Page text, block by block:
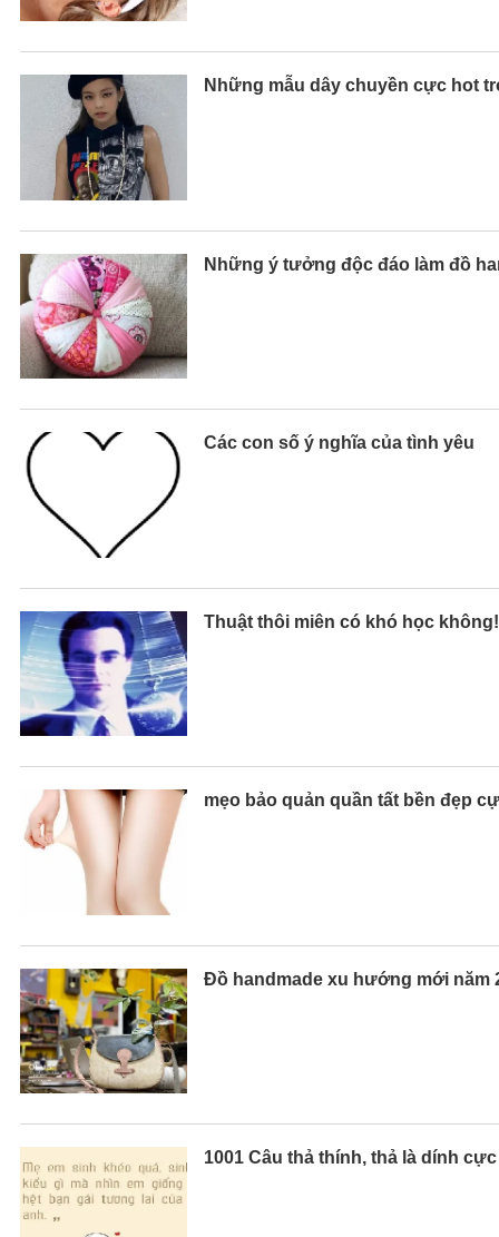
Những mẫu dây chuyền cực hot
Những ý tưởng độc đáo làm đồ
Các con số ý nghĩa của tình yêu
Thuật thôi miên có khó học không!
mẹo bảo quản quần tất bền đẹp
Đồ handmade xu hướng mới năm
1001 Câu thả thính, thả là dính